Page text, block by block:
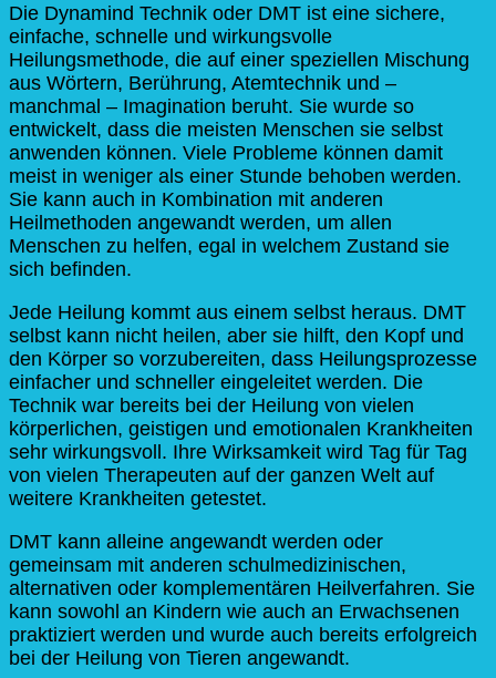
Die Dynamind Technik oder DMT ist eine sichere,
einfache, schnelle und wirkungsvolle
Heilungsmethode, die auf einer speziellen Mischung
aus Wörtern, Berührung, Atemtechnik und –
manchmal – Imagination beruht. Sie wurde so
entwickelt, dass die meisten Menschen sie selbst
anwenden können. Viele Probleme können damit
meist in weniger als einer Stunde behoben werden.
Sie kann auch in Kombination mit anderen
Heilmethoden angewandt werden, um allen
Menschen zu helfen, egal in welchem Zustand sie
sich befinden.
Jede Heilung kommt aus einem selbst heraus. DMT
selbst kann nicht heilen, aber sie hilft, den Kopf und
den Körper so vorzubereiten, dass Heilungsprozesse
einfacher und schneller eingeleitet werden. Die
Technik war bereits bei der Heilung von vielen
körperlichen, geistigen und emotionalen Krankheiten
sehr wirkungsvoll. Ihre Wirksamkeit wird Tag für Tag
von vielen Therapeuten auf der ganzen Welt auf
weitere Krankheiten getestet.
DMT kann alleine angewandt werden oder
gemeinsam mit anderen schulmedizinischen,
alternativen oder komplementären Heilverfahren. Sie
kann sowohl an Kindern wie auch an Erwachsenen
praktiziert werden und wurde auch bereits erfolgreich
bei der Heilung von Tieren angewandt.